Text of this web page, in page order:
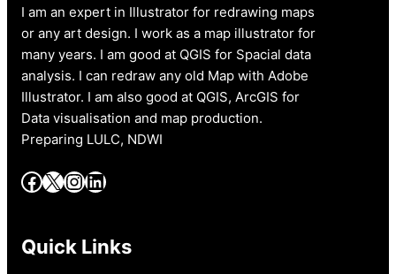
I am an expert in Illustrator for redrawing maps
or any art design. I work as a map illustrator for
many years. I am good at QGIS for Spacial data
analysis. I can redraw any old Map with Adobe
Illustrator. I am also good at QGIS, ArcGIS for
Data visualisation and map production.
Preparing LULC, NDWI
Facebook X InstagramLinkedIn
Quick Links